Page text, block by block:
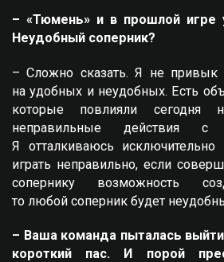
– «Тюмень» и в прошлой игре
Неудобный соперник?
– Сложно сказать. Я не привык
на удобных и неудобных. Есть
которые повлияли сегодня
неправильные действия с
Я отталкиваюсь
играть неправильно, если
сопернику возможность
то любой соперник будет
– Ваша команда пыталась
короткий пас. И порой